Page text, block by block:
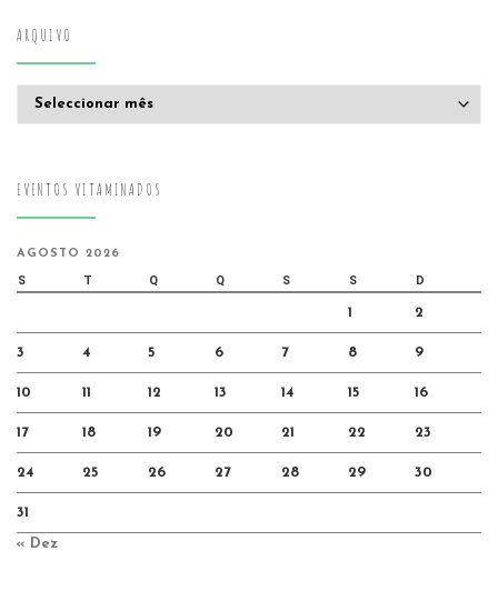
ARQUIVO
EVENTOS VITAMINADOS
AGOSTO 2026
S T Q Q S S D
1 2
3 4 5 6 7 8 9
10 11 12 13 14 15 16
17 18 19 20 21 22 23
24 25 26 27 28 29 30
31
« Dez